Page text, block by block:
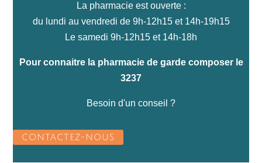
La pharmacie est ouverte :
du lundi au vendredi de 9h-12h15 et 14h-19h15
Le samedi 9h-12h15 et 14h-18h
Pour connaitre la pharmacie de garde composer le
3237
Besoin d'un conseil ?
CONTACTEZ-NOUS